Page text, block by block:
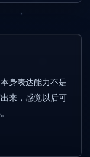
身表达能力不是
来，感觉以后可